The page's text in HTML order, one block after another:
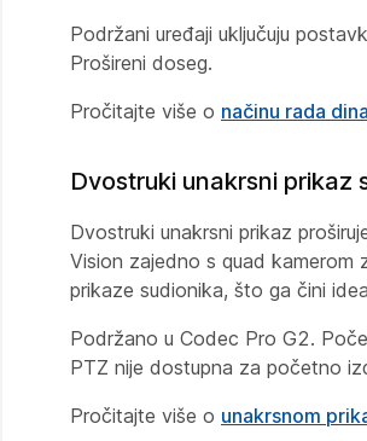
Podržani uređaji uključuju
Prošireni doseg.
Pročitajte više o načinu rada
Dvostruki unakrsni prikaz
Dvostruki unakrsni prikaz
Vision zajedno s quad kamerom
prikaze sudionika, što ga čini
Podržano u Codec Pro G2.
PTZ nije dostupna za početno
Pročitajte više o unakrsnom